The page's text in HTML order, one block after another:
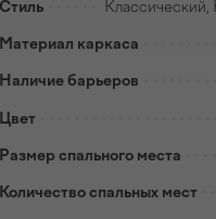
Стиль Классический,
Материал каркаса
Наличие барьеров
Цвет
Размер спального места
Количество спальных мест